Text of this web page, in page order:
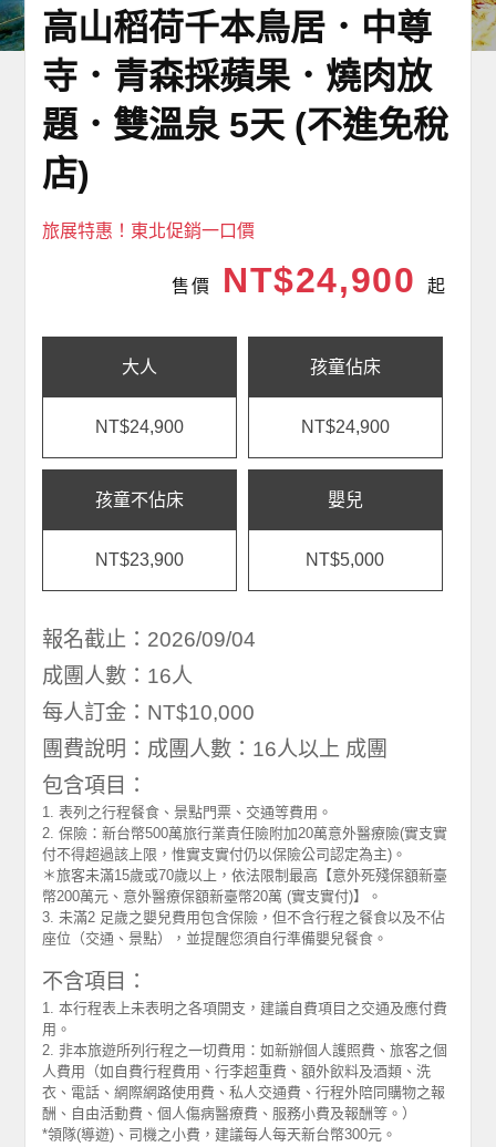
高山稻荷千本鳥居．中尊
寺．青森採蘋果．燒肉放
題．雙溫泉 5天 (不進免稅
店)
旅展特惠！東北促銷一口價
售價 NT$24,900 起
大人
NT$24,900
孩童佔床
NT$24,900
孩童不佔床
NT$23,900
嬰兒
NT$5,000
報名截止：2026/09/04
成團人數：16人
每人訂金：NT$10,000
團費說明：成團人數：16人以上 成團
包含項目：
1. 表列之行程餐食、景點門票、交通等費用。
2. 保險：新台幣500萬旅行業責任險附加20萬意外醫療險(實支實
付不得超過該上限，惟實支實付仍以保險公司認定為主)。
＊旅客未滿15歲或70歲以上，依法限制最高【意外死殘保額新臺
幣200萬元、意外醫療保額新臺幣20萬 (實支實付)】。
3. 未滿2 足歲之嬰兒費用包含保險，但不含行程之餐食以及不佔
座位（交通、景點），並提醒您須自行準備嬰兒餐食。
不含項目：
1. 本行程表上未表明之各項開支，建議自費項目之交通及應付費
用。
2. 非本旅遊所列行程之一切費用：如新辦個人護照費、旅客之個
人費用（如自費行程費用、行李超重費、額外飲料及酒類、洗
衣、電話、網際網路使用費、私人交通費、行程外陪同購物之報
酬、自由活動費、個人傷病醫療費、服務小費及報酬等。）
*領隊(導遊)、司機之小費，建議每人每天新台幣300元。